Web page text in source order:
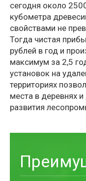
сегодня около
кубометра
свойствами не
Тогда чистая
рублей в год и
максимум за 2,5
установок на
территориях
места в деревнях
развития